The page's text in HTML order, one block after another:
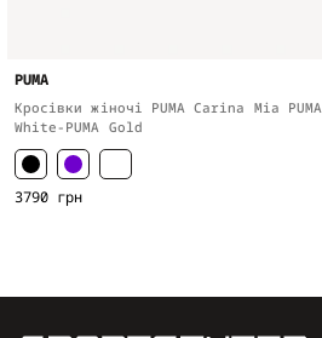
PUMA
Кросівки жіночі PUMA Carina Mia PUMA
White-PUMA Gold
3790 грн